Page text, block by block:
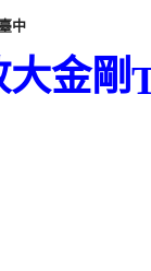
NT$1,000(含以上)
中
金剛